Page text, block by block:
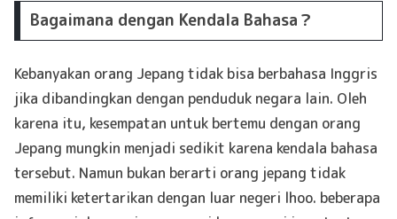
Bagaimana dengan Kendala Bahasa？
Kebanyakan orang Jepang tidak bisa berbahasa Inggris
jika dibandingkan dengan penduduk negara lain. Oleh
karena itu, kesempatan untuk bertemu dengan orang
Jepang mungkin menjadi sedikit karena kendala bahasa
tersebut. Namun bukan berarti orang jepang tidak
memiliki ketertarikan dengan luar negeri lhoo. beberapa